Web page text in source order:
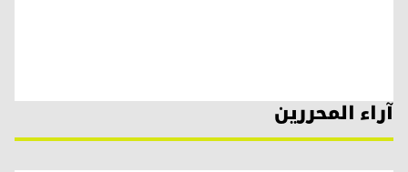
آراء المحررين